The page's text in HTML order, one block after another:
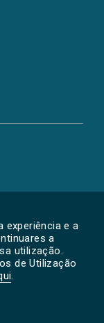
experiência e a
a
utilização.
de Utilização
.